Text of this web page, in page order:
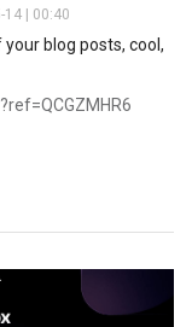
14 | 00:40
blog posts, cool,